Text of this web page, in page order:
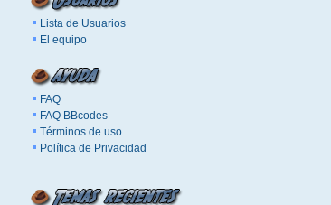
Lista de Usuarios
El equipo
FAQ
FAQ BBcodes
Términos de uso
Política de Privacidad